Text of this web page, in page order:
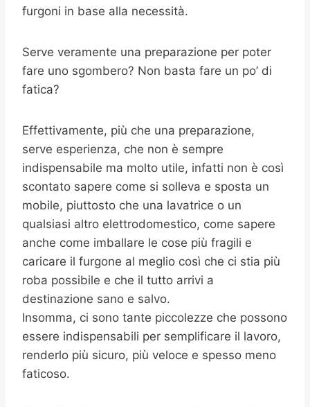
furgoni in base alla necessità.
Serve veramente una preparazione per poter
fare uno sgombero? Non basta fare un po’ di
fatica?
Effettivamente, più che una preparazione,
serve esperienza, che non è sempre
indispensabile ma molto utile, infatti non è così
scontato sapere come si solleva e sposta un
mobile, piuttosto che una lavatrice o un
qualsiasi altro elettrodomestico, come sapere
anche come imballare le cose più fragili e
caricare il furgone al meglio così che ci stia più
roba possibile e che il tutto arrivi a
destinazione sano e salvo.
Insomma, ci sono tante piccolezze che possono
essere indispensabili per semplificare il lavoro,
renderlo più sicuro, più veloce e spesso meno
faticoso.